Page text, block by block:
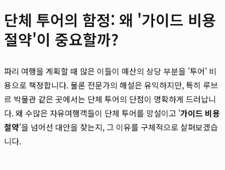
단체 투어의 함정: 왜 '가이드 비용
절약'이 중요할까?
파리 여행을 계획할 때 많은 이들이 예산의 상당 부분을 '투어' 비
용으로 책정합니다. 물론 전문가의 해설은 유익하지만, 특히 루브
르 박물관 같은 곳에서는 단체 투어의 단점이 명확하게 드러납니
다. 왜 수많은 자유여행객들이 단체 투어를 망설이고 '가이드 비용
절약'을 넘어선 대안을 찾는지, 그 이유를 구체적으로 살펴보겠습
니다.